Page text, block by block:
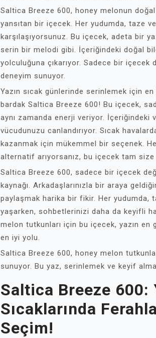
Saltica Breeze 600, honey melonun
yansıtan bir içecek. Her yudumda, taze
karşılaşıyorsunuz. Bu içecek, adeta bir
serin bir melodi gibi. İçeriğindeki doğal
yolculuğuna çıkarıyor. Sadece bir içecek
deneyim sunuyor.
Yazın sıcak günlerinde serinlemek için
bardak Saltica Breeze 600! Bu içecek,
aynı zamanda enerji veriyor. İçeriğindeki
vücudunuzu canlandırıyor. Sıcak
kazanmak için mükemmel bir seçenek.
alternatif arıyorsanız, bu içecek tam
Saltica Breeze 600, sadece bir içecek
kaynağı. Arkadaşlarınızla bir araya
paylaşmak harika bir fikir. Her yudumda,
yaşarken, sohbetlerinizi daha da keyifli
melon tutkunları için bu içecek, yazın en
en iyi yolu.
Saltica Breeze 600, honey melon
sunuyor. Bu yaz, serinlemek ve keyif
Saltica Breeze 600:
Sıcaklarında
Seçim!